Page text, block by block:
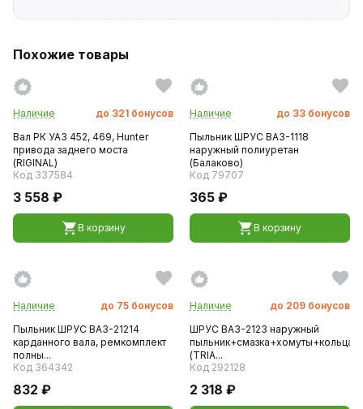
Похожие товары
Наличие до 321 бонусов
Вал РК УАЗ 452, 469, Hunter
привода заднего моста
(RIGINAL)
Код 337584
3 558 ₽
В корзину
Наличие до 33 бонусов
Пыльник ШРУС ВАЗ-1118
наружный полиуретан
(Балаково)
Код 79707
365 ₽
В корзину
Наличие до 75 бонусов
Пыльник ШРУС ВАЗ-21214
карданного вала, ремкомплект
полны...
Код 364342
832 ₽
Наличие до 209 бонусов
ШРУС ВАЗ-2123 наружный
пыльник+смазка+хомуты+кольца
(TRIA...
Код 292128
2 318 ₽